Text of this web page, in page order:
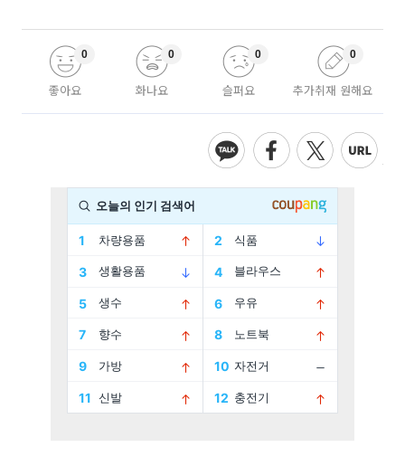
좋아요
0
화나요
0
슬퍼요
0
추가취재 원해요
0